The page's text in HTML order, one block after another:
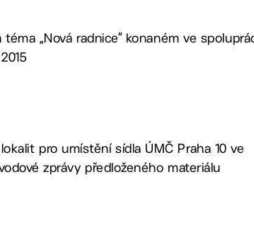
„Nová radnice“ konaném ve
pro umístění sídla ÚMČ Praha 10 ve
zprávy předloženého materiálu